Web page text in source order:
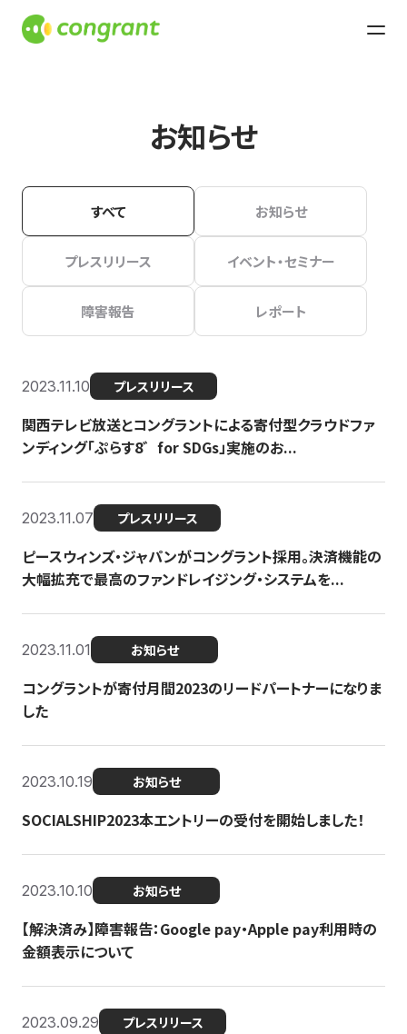
お知らせ
すべて お知らせ
プレスリリース イベント・セミナー
障害報告 レポート
2023.11.10 プレスリリース
関西テレビ放送とコングラントによる寄付型クラウドファ
ンディング「ぷらす8゛for SDGs」実施のお...
2023.11.07 プレスリリース
ピースウィンズ・ジャパンがコングラント採用。決済機能の
大幅拡充で最高のファンドレイジング・システムを...
2023.11.01 お知らせ
コングラントが寄付月間2023のリードパートナーになりま
した
2023.10.19 お知らせ
SOCIALSHIP2023本エントリーの受付を開始しました！
2023.10.10 お知らせ
【解決済み】障害報告：Google pay・Apple pay利用時の
金額表示について
2023.09.29 プレスリリース